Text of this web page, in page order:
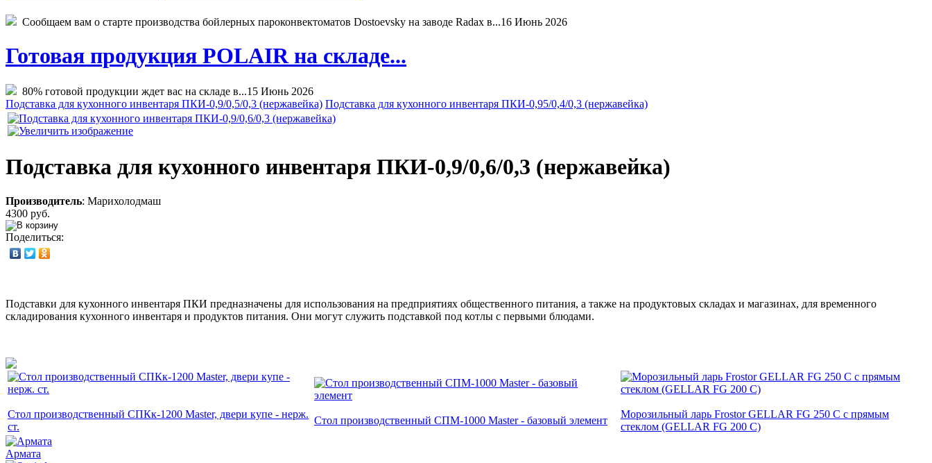
Сообщаем вам о старте производства бойлерных пароконвектоматов Dostoevsky на заводе Radax в...16 Июнь 2026
Готовая продукция POLAIR на складе...
80% готовой продукции ждет вас на складе в...15 Июнь 2026
Подставка для кухонного инвентаря ПКИ-0,9/0,5/0,3 (нержавейка) Подставка для кухонного инвентаря ПКИ-0,95/0,4/0,3 (нержавейка)
Подставка для кухонного инвентаря ПКИ-0,9/0,6/0,3 (нержавейка)
Производитель: Марихолодмаш
4300 руб.
Поделиться:
Подставки для кухонного инвентаря ПКИ предназначены для использования на предприятиях общественного питания, а также на продуктовых складах и магазинах, для временного
складирования кухонного инвентаря и продуктов питания. Они могут служить подставкой под котлы с первыми блюдами.
Стол производственный СПКк-1200 Master, двери купе - нерж.
ст.
Стол производственный СПМ-1000 Master - базовый элемент
Морозильный ларь Frostor GELLAR FG 250 C с прямым
стеклом (GELLAR FG 200 C)
Армата